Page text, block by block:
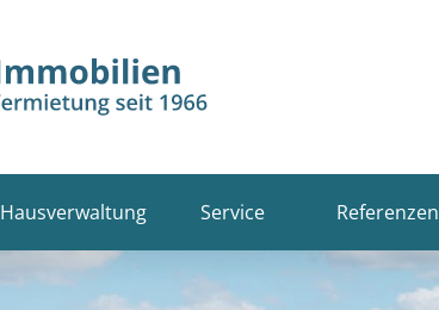
Hausverwaltung Service Referenzen